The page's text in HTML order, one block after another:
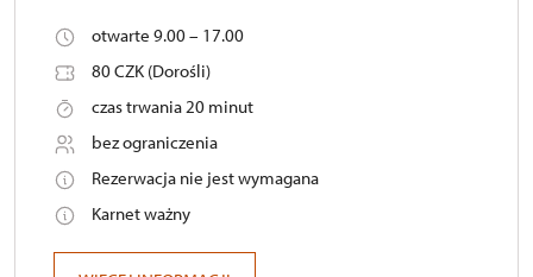
otwarte 9.00 – 17.00
80 CZK (Dorośli)
czas trwania 20 minut
bez ograniczenia
Rezerwacja nie jest wymagana
Karnet ważny